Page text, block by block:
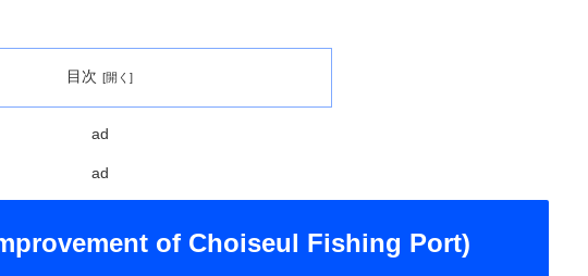
目次
ad
ad
of Choiseul Fishing Port)